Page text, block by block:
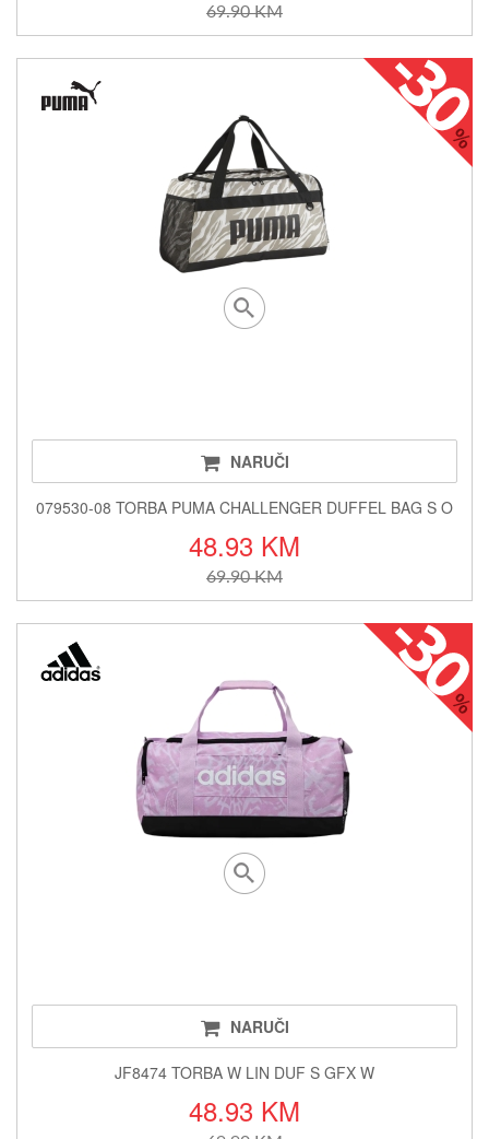
69.90 KM
NARUČI
079530-08 TORBA PUMA CHALLENGER DUFFEL BAG S O
48.93 KM
69.90 KM
NARUČI
JF8474 TORBA W LIN DUF S GFX W
48.93 KM